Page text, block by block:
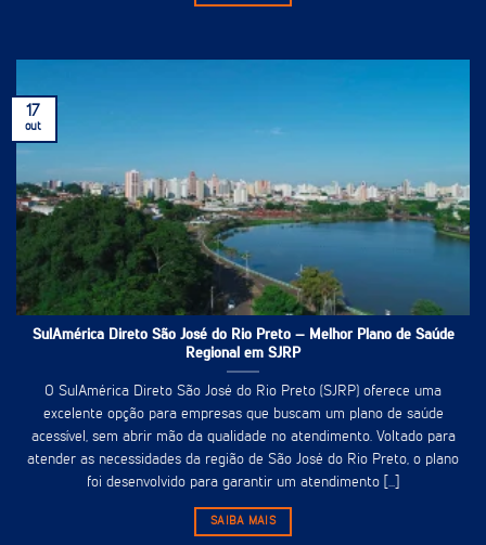
SulAmérica Direto São José do Rio Preto – Melhor Plano de Saúde
Regional em SJRP
O SulAmérica Direto São José do Rio Preto (SJRP) oferece uma
excelente opção para empresas que buscam um plano de saúde
acessível, sem abrir mão da qualidade no atendimento. Voltado para
atender as necessidades da região de São José do Rio Preto, o plano
foi desenvolvido para garantir um atendimento [...]
SAIBA MAIS
17
out